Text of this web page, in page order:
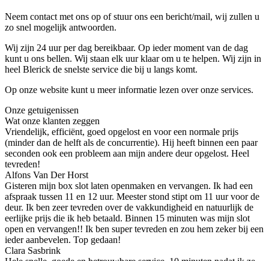
Neem contact met ons op of stuur ons een bericht/mail, wij zullen u
zo snel mogelijk antwoorden.
Wij zijn 24 uur per dag bereikbaar. Op ieder moment van de dag
kunt u ons bellen. Wij staan elk uur klaar om u te helpen. Wij zijn in
heel Blerick de snelste service die bij u langs komt.
Op onze website kunt u meer informatie lezen over onze services.
Onze getuigenissen
Wat onze klanten zeggen
Vriendelijk, efficiënt, goed opgelost en voor een normale prijs
(minder dan de helft als de concurrentie). Hij heeft binnen een paar
seconden ook een probleem aan mijn andere deur opgelost. Heel
tevreden!
Alfons Van Der Horst
Gisteren mijn box slot laten openmaken en vervangen. Ik had een
afspraak tussen 11 en 12 uur. Meester stond stipt om 11 uur voor de
deur. Ik ben zeer tevreden over de vakkundigheid en natuurlijk de
eerlijke prijs die ik heb betaald. Binnen 15 minuten was mijn slot
open en vervangen!! Ik ben super tevreden en zou hem zeker bij een
ieder aanbevelen. Top gedaan!
Clara Sasbrink